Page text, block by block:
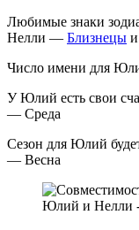
Любимые знаки
Нелли — Близнецы и
Число имени для
У Юлий есть свои
— Среда
Сезон для Юлий
— Весна
Юлий и Нелли -